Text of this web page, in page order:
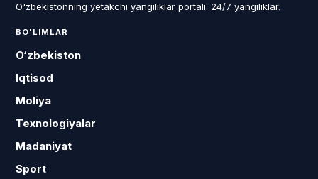
O'zbekistonning yetakchi yangiliklar portali. 24/7 yangiliklar.
BO'LIMLAR
O‘zbekiston
Iqtisod
Moliya
Texnologiyalar
Madaniyat
Sport